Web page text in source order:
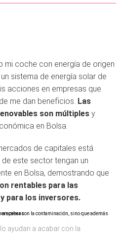
mi coche con energía de origen
sistema de energía solar de
acciones en empresas que
me dan beneficios. Las
son múltiples y
en Bolsa.
de capitales está
este sector tengan un
en Bolsa, demostrando que
rentables para las
para los inversores.
ayudan a acabar con la